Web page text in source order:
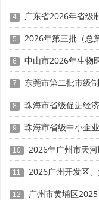
四、专利无转化
政策核心导向是设
应用证明直接影响评
无专利产品量产记录
测报告;无设计成果
主营产品，仅停留在
多地政策明确，专
益，需配套量产记
有证书无转化，会被
直接影响评审结果。
品应用和经济效益证
4 广东省2026年省级
5 2026年第三批（总第九批）肇庆市
6 中山市2026年生物医
7 东莞市第二批市级制造
8 珠海市省级促进经济高质量发展专项（支持中小
9 珠海市省级中小企业数字化
10 2026年广州市天河区加快推动金融服务
11 2026广州开发区、黄埔区高
12 广州市黄埔区2025-2026年